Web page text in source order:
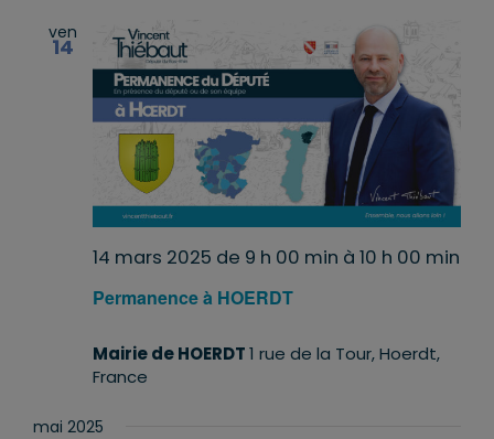
ven
14
Permanence à HOERDT
14 mars 2025 de 9 h 00 min à 10 h 00 min
Mairie de HOERDT1 rue de la Tour, Hoerdt,
France
mai 2025